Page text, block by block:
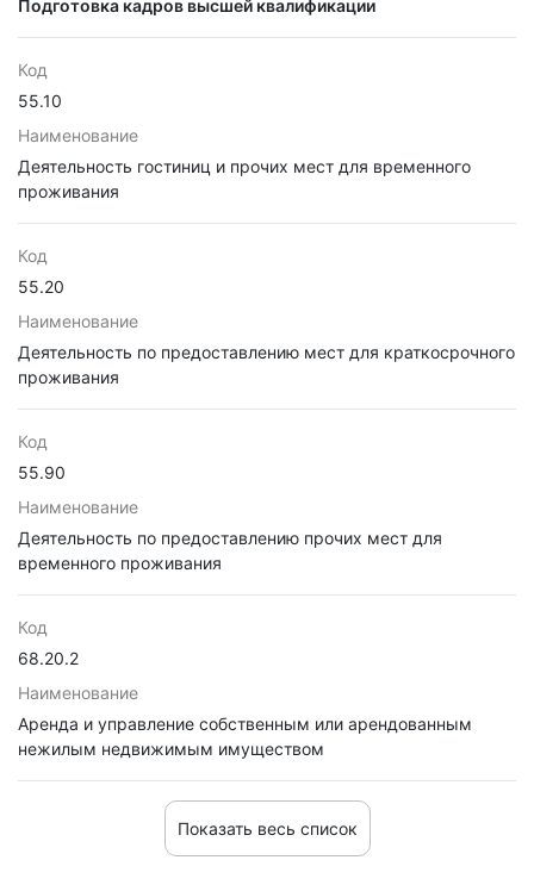
Подготовка кадров высшей квалификации
Код
55.10
Наименование
Деятельность гостиниц и прочих мест для временного
проживания
Код
55.20
Наименование
Деятельность по предоставлению мест для краткосрочного
проживания
Код
55.90
Наименование
Деятельность по предоставлению прочих мест для
временного проживания
Код
68.20.2
Наименование
Аренда и управление собственным или арендованным
нежилым недвижимым имуществом
Показать весь список